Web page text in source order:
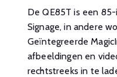
De QE85T is een
Signage, in andere
Geïntegreerde
afbeeldingen en
rechtstreeks in te